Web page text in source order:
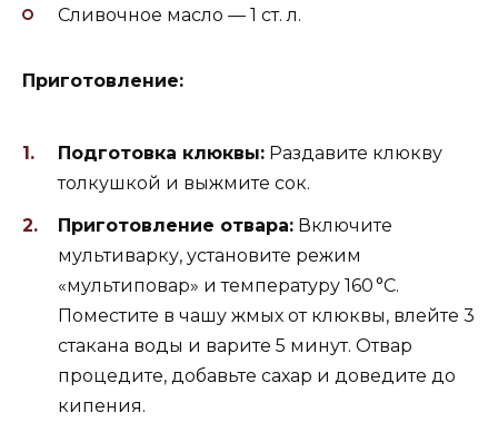
Сливочное масло — 1 ст. л.
Приготовление:
Подготовка клюквы: Раздавите клюкву
толкушкой и выжмите сок.
Приготовление отвара: Включите
мультиварку, установите режим
«мультиповар» и температуру 160 °C.
Поместите в чашу жмых от клюквы, влейте 3
стакана воды и варите 5 минут. Отвар
процедите, добавьте сахар и доведите до
кипения.